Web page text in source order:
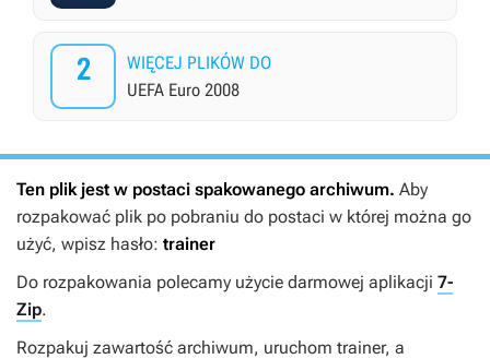
2
WIĘCEJ PLIKÓW DO
UEFA Euro 2008
Ten plik jest w postaci spakowanego archiwum. Aby
rozpakować plik po pobraniu do postaci w której można go
użyć, wpisz hasło: trainer
Do rozpakowania polecamy użycie darmowej aplikacji 7-
Zip.
Rozpakuj zawartość archiwum, uruchom trainer, a